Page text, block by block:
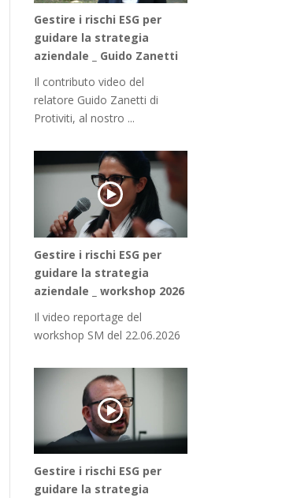
Gestire i rischi ESG per
guidare la strategia
aziendale _ Guido Zanetti
Il contributo video del
relatore Guido Zanetti di
Protiviti, al nostro ...
Gestire i rischi ESG per
guidare la strategia
aziendale _ workshop 2026
Il video reportage del
workshop SM del 22.06.2026
Gestire i rischi ESG per
guidare la strategia